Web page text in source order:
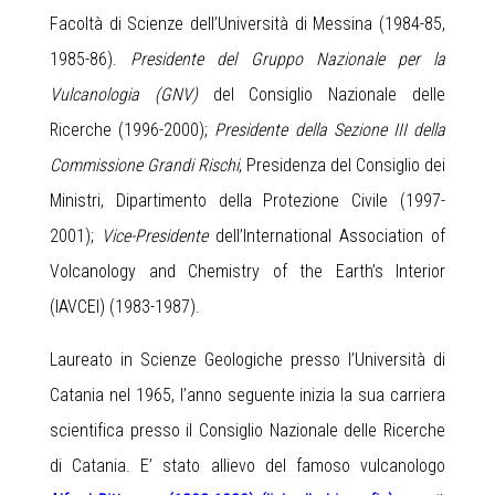
Facoltà di Scienze dell’Università di Messina (1984-85,
1985-86). Presidente del Gruppo Nazionale per la
Vulcanologia (GNV)del Consiglio Nazionale delle
Ricerche (1996-2000); Presidente della Sezione III della
Commissione Grandi Rischi, Presidenza del Consiglio dei
Ministri, Dipartimento della Protezione Civile (1997-
2001); Vice-Presidentedell’International Association of
Volcanology and Chemistry of the Earth’s Interior
(IAVCEI) (1983-1987).
Laureato in Scienze Geologiche presso l’Università di
Catania nel 1965, l’anno seguente inizia la sua carriera
scientifica presso il Consiglio Nazionale delle Ricerche
di Catania. E’ stato allievo del famoso vulcanologo